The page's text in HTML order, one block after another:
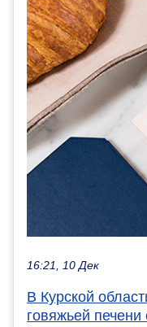
16:21, 10 Дек
В Курской
говяжьей